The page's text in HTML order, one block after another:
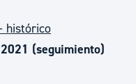
histórico
(seguimiento)